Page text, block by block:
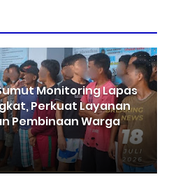
Monitoring Lapas
Perkuat Layanan
Pembinaan Warga